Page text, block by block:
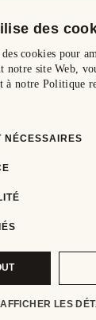
des
cookies pour
site Web,
à notre Politique
NÉCESSAIRES
AFFICHER LES